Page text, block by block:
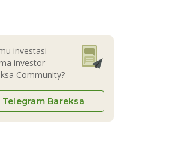
investasi
investor
Community?
Bareksa